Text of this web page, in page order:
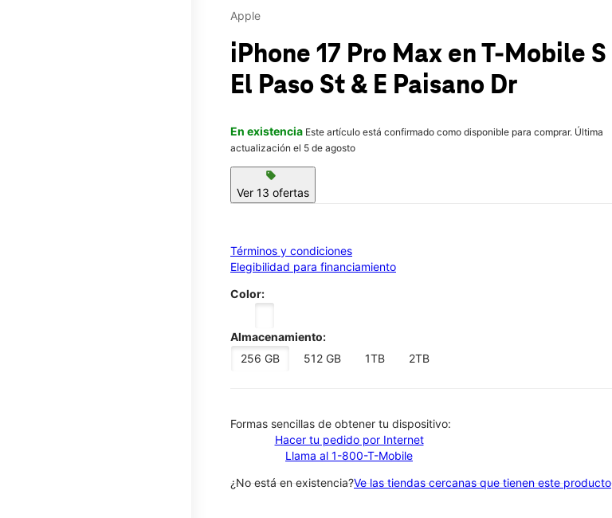
Apple
iPhone 17 Pro Max en T-Mobile S
El Paso St & E Paisano Dr
En existencia Este artículo está confirmado como disponible para comprar. Última
actualización el 5 de agosto
sell
Ver 13 ofertas
Términos y condiciones
Elegibilidad para financiamiento
Color:
Almacenamiento:
256 GB
512 GB 1TB 2TB
​​​​​​​Formas sencillas de obtener tu dispositivo:
Hacer tu pedido por Internet
Llama al 1-800-T-Mobile
¿No está en existencia?Ve las tiendas cercanas que tienen este producto